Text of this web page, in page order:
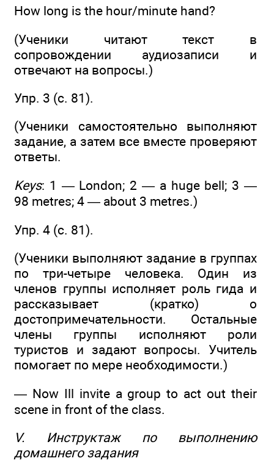
How long is the hour/minute hand?
(Ученики читают текст в
сопровождении аудиозаписи и
отвечают на вопросы.)
Упр. 3 (с. 81).
(Ученики самостоятельно выполняют
задание, а затем все вместе проверяют
ответы.
Keys: 1 — London; 2 — a huge bell; 3 —
98 metres; 4 — about 3 metres.)
Упр. 4 (c. 81).
(Ученики выполняют задание в группах
по три-четыре человека. Один из
членов группы исполняет роль гида и
рассказывает (кратко) о
достопримечательности. Остальные
члены группы исполняют роли
туристов и задают вопросы. Учитель
помогает по мере необходимости.)
— Now Ill invite a group to act out their
scene in front of the class.
V. Инструктаж по выполнению
домашнего задания